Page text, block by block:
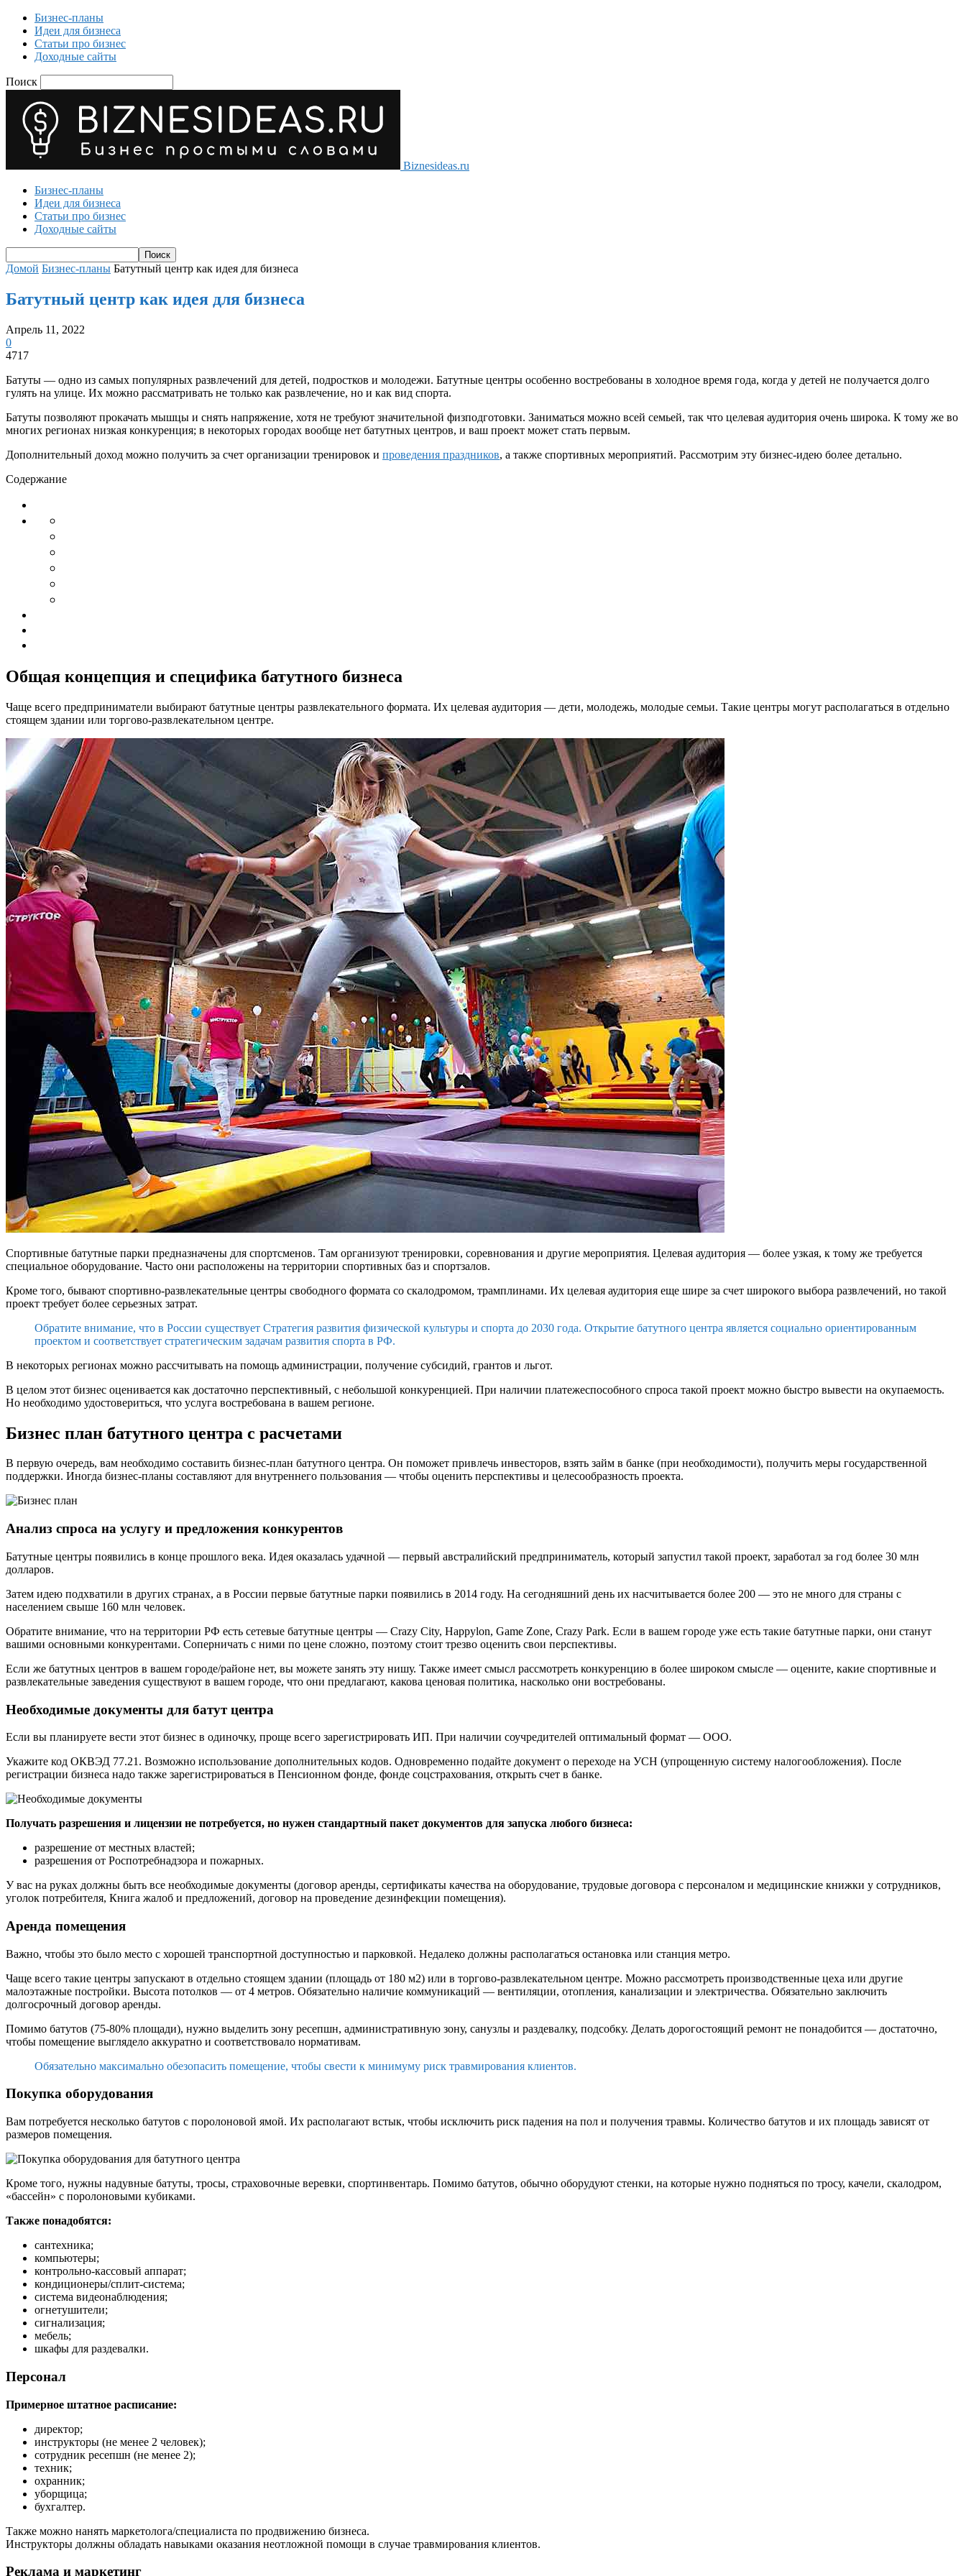
Бизнес-планы
Идеи для бизнеса
Статьи про бизнес
Доходные сайты
Поиск
Biznesideas.ru
Бизнес-планы
Идеи для бизнеса
Статьи про бизнес
Доходные сайты
Домой Бизнес-планы Батутный центр как идея для бизнеса
Батутный центр как идея для бизнеса
Апрель 11, 2022
0
4717
Батуты — одно из самых популярных развлечений для детей, подростков и молодежи. Батутные центры особенно востребованы в холодное время года, когда у детей не получается долго
гулять на улице. Их можно рассматривать не только как развлечение, но и как вид спорта.
Батуты позволяют прокачать мышцы и снять напряжение, хотя не требуют значительной физподготовки. Заниматься можно всей семьей, так что целевая аудитория очень широка. К тому же во
многих регионах низкая конкуренция; в некоторых городах вообще нет батутных центров, и ваш проект может стать первым.
Дополнительный доход можно получить за счет организации тренировок и проведения праздников, а также спортивных мероприятий. Рассмотрим эту бизнес-идею более детально.
Содержание
Общая концепция и специфика батутного бизнеса
Чаще всего предприниматели выбирают батутные центры развлекательного формата. Их целевая аудитория — дети, молодежь, молодые семьи. Такие центры могут располагаться в отдельно
стоящем здании или торгово-развлекательном центре.
Спортивные батутные парки предназначены для спортсменов. Там организуют тренировки, соревнования и другие мероприятия. Целевая аудитория — более узкая, к тому же требуется
специальное оборудование. Часто они расположены на территории спортивных баз и спортзалов.
Кроме того, бывают спортивно-развлекательные центры свободного формата со скалодромом, трамплинами. Их целевая аудитория еще шире за счет широкого выбора развлечений, но такой
проект требует более серьезных затрат.
Обратите внимание, что в России существует Стратегия развития физической культуры и спорта до 2030 года. Открытие батутного центра является социально ориентированным
проектом и соответствует стратегическим задачам развития спорта в РФ.
В некоторых регионах можно рассчитывать на помощь администрации, получение субсидий, грантов и льгот.
В целом этот бизнес оценивается как достаточно перспективный, с небольшой конкуренцией. При наличии платежеспособного спроса такой проект можно быстро вывести на окупаемость.
Но необходимо удостовериться, что услуга востребована в вашем регионе.
Бизнес план батутного центра с расчетами
В первую очередь, вам необходимо составить бизнес-план батутного центра. Он поможет привлечь инвесторов, взять займ в банке (при необходимости), получить меры государственной
поддержки. Иногда бизнес-планы составляют для внутреннего пользования — чтобы оценить перспективы и целесообразность проекта.
Анализ спроса на услугу и предложения конкурентов
Батутные центры появились в конце прошлого века. Идея оказалась удачной — первый австралийский предприниматель, который запустил такой проект, заработал за год более 30 млн
долларов.
Затем идею подхватили в других странах, а в России первые батутные парки появились в 2014 году. На сегодняшний день их насчитывается более 200 — это не много для страны с
населением свыше 160 млн человек.
Обратите внимание, что на территории РФ есть сетевые батутные центры — Crazy City, Happylon, Game Zone, Crazy Park. Если в вашем городе уже есть такие батутные парки, они станут
вашими основными конкурентами. Соперничать с ними по цене сложно, поэтому стоит трезво оценить свои перспективы.
Если же батутных центров в вашем городе/районе нет, вы можете занять эту нишу. Также имеет смысл рассмотреть конкуренцию в более широком смысле — оцените, какие спортивные и
развлекательные заведения существуют в вашем городе, что они предлагают, какова ценовая политика, насколько они востребованы.
Необходимые документы для батут центра
Если вы планируете вести этот бизнес в одиночку, проще всего зарегистрировать ИП. При наличии соучредителей оптимальный формат — ООО.
Укажите код ОКВЭД 77.21. Возможно использование дополнительных кодов. Одновременно подайте документ о переходе на УСН (упрощенную систему налогообложения). После
регистрации бизнеса надо также зарегистрироваться в Пенсионном фонде, фонде соцстрахования, открыть счет в банке.
Получать разрешения и лицензии не потребуется, но нужен стандартный пакет документов для запуска любого бизнеса:
разрешение от местных властей;
разрешения от Роспотребнадзора и пожарных.
У вас на руках должны быть все необходимые документы (договор аренды, сертификаты качества на оборудование, трудовые договора с персоналом и медицинские книжки у сотрудников,
уголок потребителя, Книга жалоб и предложений, договор на проведение дезинфекции помещения).
Аренда помещения
Важно, чтобы это было место с хорошей транспортной доступностью и парковкой. Недалеко должны располагаться остановка или станция метро.
Чаще всего такие центры запускают в отдельно стоящем здании (площадь от 180 м2) или в торгово-развлекательном центре. Можно рассмотреть производственные цеха или другие
малоэтажные постройки. Высота потолков — от 4 метров. Обязательно наличие коммуникаций — вентиляции, отопления, канализации и электричества. Обязательно заключить
долгосрочный договор аренды.
Помимо батутов (75-80% площади), нужно выделить зону ресепшн, административную зону, санузлы и раздевалку, подсобку. Делать дорогостоящий ремонт не понадобится — достаточно,
чтобы помещение выглядело аккуратно и соответствовало нормативам.
Обязательно максимально обезопасить помещение, чтобы свести к минимуму риск травмирования клиентов.
Покупка оборудования
Вам потребуется несколько батутов с поролоновой ямой. Их располагают встык, чтобы исключить риск падения на пол и получения травмы. Количество батутов и их площадь зависят от
размеров помещения.
Кроме того, нужны надувные батуты, тросы, страховочные веревки, спортинвентарь. Помимо батутов, обычно оборудуют стенки, на которые нужно подняться по тросу, качели, скалодром,
«бассейн» с поролоновыми кубиками.
Также понадобятся:
сантехника;
компьютеры;
контрольно-кассовый аппарат;
кондиционеры/сплит-система;
система видеонаблюдения;
огнетушители;
сигнализация;
мебель;
шкафы для раздевалки.
Персонал
Примерное штатное расписание:
директор;
инструкторы (не менее 2 человек);
сотрудник ресепшн (не менее 2);
техник;
охранник;
уборщица;
бухгалтер.
Также можно нанять маркетолога/специалиста по продвижению бизнеса.
Инструкторы должны обладать навыками оказания неотложной помощи в случае травмирования клиентов.
Реклама и маркетинг